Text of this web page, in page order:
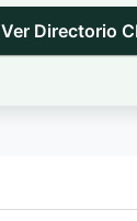
Ver Directorio